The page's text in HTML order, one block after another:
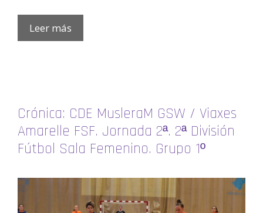
Leer más
Crónica: CDE MusleraM GSW / Viaxes
Amarelle FSF. Jornada 2ª. 2ª División
Fútbol Sala Femenino. Grupo 1º